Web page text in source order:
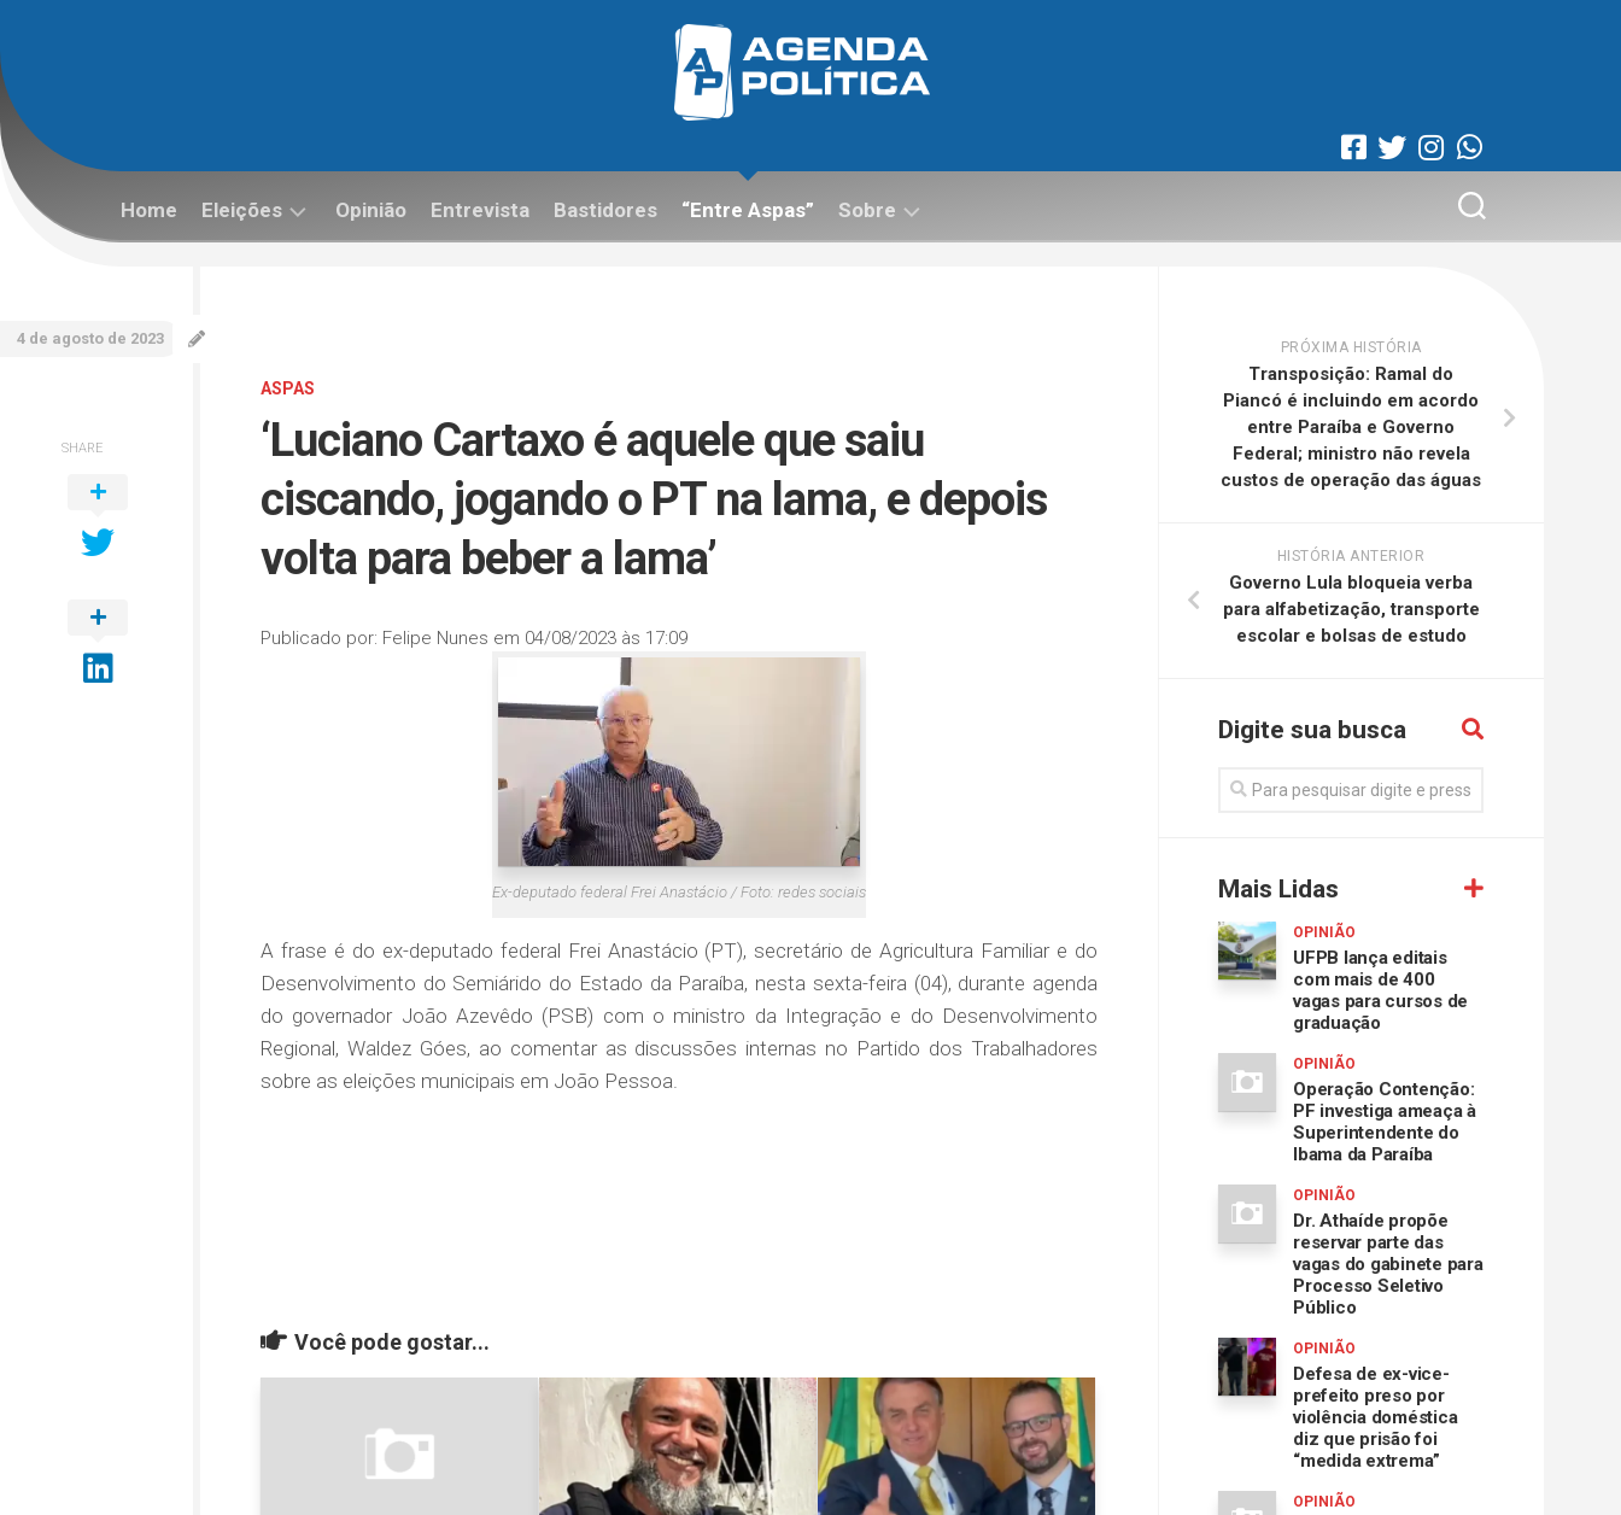
content
Home Eleições Opinião Entrevista Bastidores “Entre Aspas” Sobre
ASPAS
‘Luciano Cartaxo é aquele que saiu
ciscando, jogando o PT na lama, e depois
volta para beber a lama’
Publicado por: Felipe Nunes em 04/08/2023 às 17:09
4 de agosto de 2023
Ex-deputado federal Frei Anastácio / Foto: redes sociais
A frase é do ex-deputado federal Frei Anastácio (PT), secretário de Agricultura Familiar e do
Desenvolvimento do Semiárido do Estado da Paraíba, nesta sexta-feira (04), durante agenda
do governador João Azevêdo (PSB) com o ministro da Integração e do Desenvolvimento
Regional, Waldez Góes, ao comentar as discussões internas no Partido dos Trabalhadores
sobre as eleições municipais em João Pessoa.
SHARE
Você pode gostar...
PRÓXIMA HISTÓRIA
Transposição: Ramal do
Piancó é incluindo em acordo
entre Paraíba e Governo
Federal; ministro não revela
custos de operação das águas
HISTÓRIA ANTERIOR
Governo Lula bloqueia verba
para alfabetização, transporte
escolar e bolsas de estudo
Digite sua busca
Mais Lidas
OPINIÃO
UFPB lança editais
com mais de 400
vagas para cursos de
graduação
OPINIÃO
Operação Contenção:
PF investiga ameaça à
Superintendente do
Ibama da Paraíba
OPINIÃO
Dr. Athaíde propõe
reservar parte das
vagas do gabinete para
Processo Seletivo
Público
OPINIÃO
Defesa de ex-vice-
prefeito preso por
violência doméstica
diz que prisão foi
“medida extrema”
OPINIÃO